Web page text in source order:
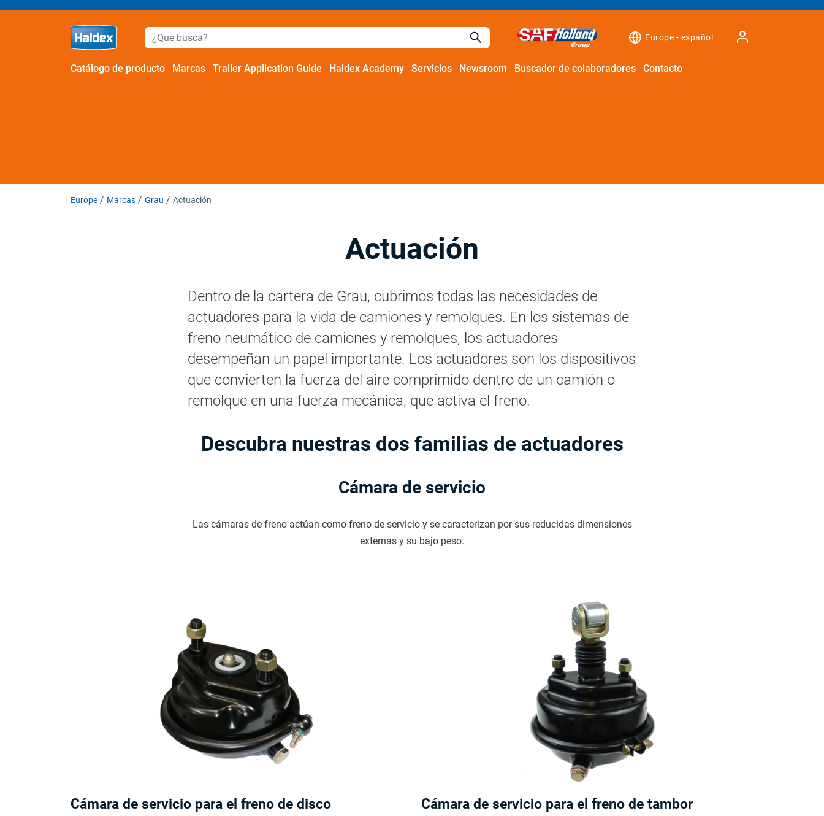
Europe - español
Catálogo de producto Marcas Trailer Application Guide Haldex Academy Servicios Newsroom Buscador de colaboradores Contacto
Europe Marcas Grau Actuación
Actuación
Dentro de la cartera de Grau, cubrimos todas las necesidades de
actuadores para la vida de camiones y remolques. En los sistemas de
freno neumático de camiones y remolques, los actuadores
desempeñan un papel importante. Los actuadores son los dispositivos
que convierten la fuerza del aire comprimido dentro de un camión o
remolque en una fuerza mecánica, que activa el freno.
Descubra nuestras dos familias de actuadores
Cámara de servicio
Las cámaras de freno actúan como freno de servicio y se caracterizan por sus reducidas dimensiones
externas y su bajo peso.
Cámara de servicio para el freno de disco Cámara de servicio para el freno de tambor